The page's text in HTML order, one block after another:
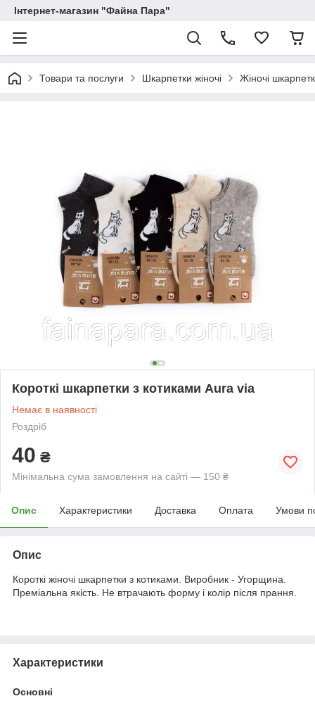
Інтернет-магазин "Файна Пара"
Товари та послуги Шкарпетки жіночі Жіночі
Короткі шкарпетки з котиками Aura via
Немає в наявності
Роздріб
40 ₴
Мінімальна сума замовлення на сайті — 150 ₴
Опис Характеристики Доставка Оплата Умови
Опис
Короткі жіночі шкарпетки з котиками. Виробник - Угорщина.
Преміальна якість. Не втрачають форму і колір після прання.
Характеристики
Основні